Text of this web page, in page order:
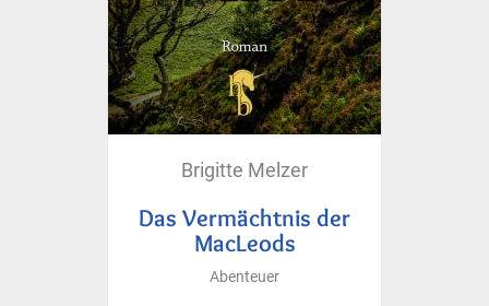
Brigitte Melzer
Das Vermächtnis der
MacLeods
Abenteuer